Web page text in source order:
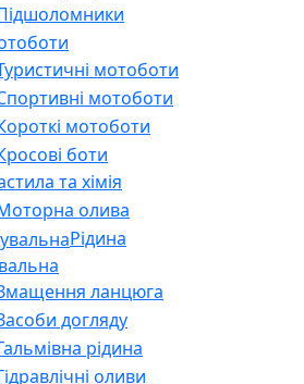
мотоботи
мотоботи
мотоботи
боти
та хімія
олива
Рідина
ланцюга
догляду
рідина
оливи